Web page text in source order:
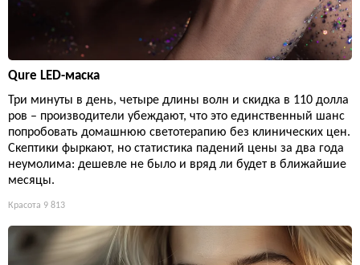
Qure LED-маска
Три минуты в день, четыре длины волн и скидка в 110 долла
ров – производители убеждают, что это единственный шанс
попробовать домашнюю светотерапию без клинических цен.
Скептики фыркают, но статистика падений цены за два года
неумолима: дешевле не было и вряд ли будет в ближайшие
месяцы.
Красота 9 813